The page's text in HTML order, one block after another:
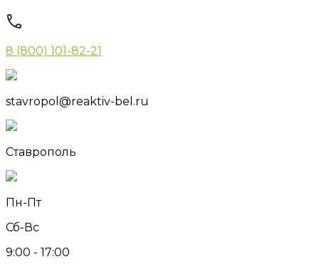
8 (800) 101-82-21
stavropol@reaktiv-bel.ru
Ставрополь
Пн-Пт
Сб-Вс
9:00 - 17:00